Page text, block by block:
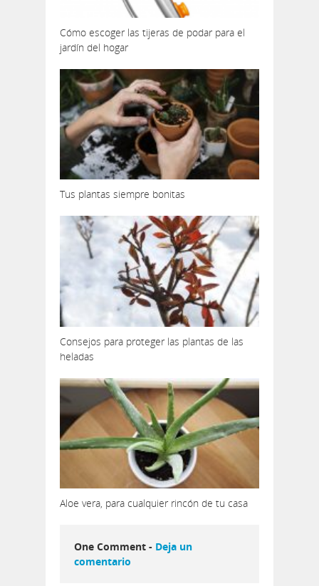
Cómo escoger las tijeras de podar para el
jardín del hogar
Tus plantas siempre bonitas
Consejos para proteger las plantas de las
heladas
Aloe vera, para cualquier rincón de tu casa
One Comment - Deja un
comentario